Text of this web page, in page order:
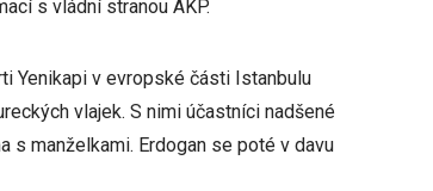
s vládní stranou AKP.
Yenikapi v evropské části Istanbulu
vlajek. S nimi účastníci nadšené
s manželkami. Erdogan se poté v davu